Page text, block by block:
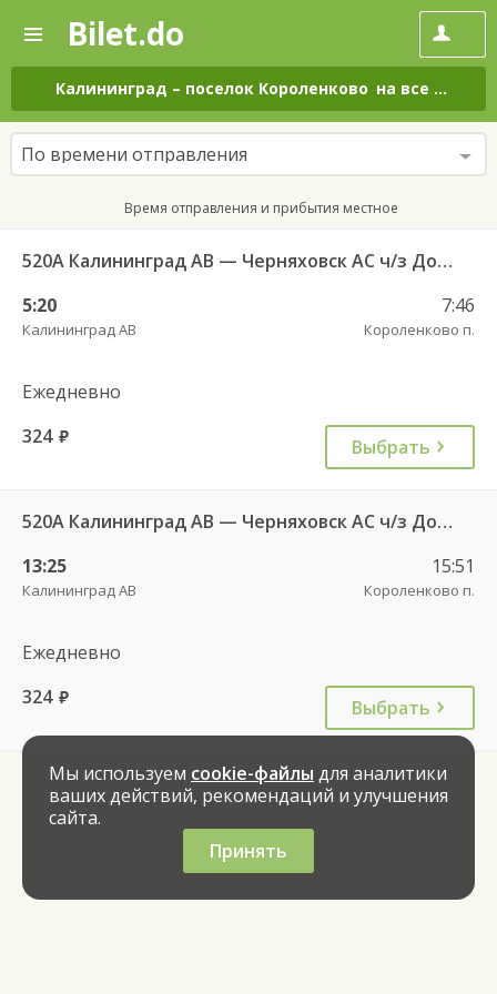
—
Поиск
и
покупка
билетов
на
автобус
онлайн
Bilet.do
Калининград – поселок Короленково на все дни
По времени отправления
Время отправления и прибытия местное
520А Калининград АВ — Черняховск АС ч/з Домново п., Правдинск КДП
5:20
Калининград АВ
7:46
Короленково п.
Ежедневно
324 руб. Выбрать
520А Калининград АВ — Черняховск АС ч/з Домново п., Правдинск КДП
13:25
Калининград АВ
15:51
Короленково п.
Ежедневно
324 руб. Выбрать
Мы используем cookie-файлы для аналитики
ваших действий, рекомендаций и улучшения
сайта.
Принять